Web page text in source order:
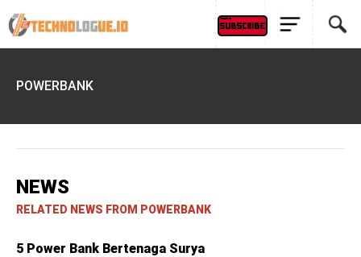
POWERBANK
NEWS
RELATED NEWS FROM POWERBANK
5 Power Bank Bertenaga Surya